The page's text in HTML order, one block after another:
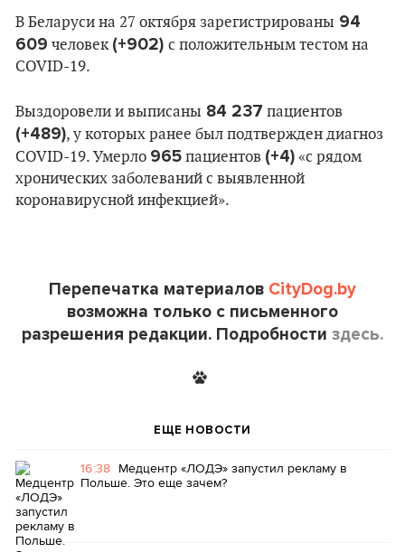
В Беларуси на 27 октября зарегистрированы 94
609 человек (+902) с положительным тестом на
COVID-19.
Выздоровели и выписаны 84 237 пациентов
(+489), у которых ранее был подтвержден диагноз
COVID-19. Умерло 965 пациентов (+4) «с рядом
хронических заболеваний с выявленной
коронавирусной инфекцией».
Перепечатка материалов CityDog.by
возможна только с письменного
разрешения редакции. Подробности здесь.
ЕЩЕ НОВОСТИ
16:38 Медцентр «ЛОДЭ» запустил рекламу в
Польше. Это еще зачем?